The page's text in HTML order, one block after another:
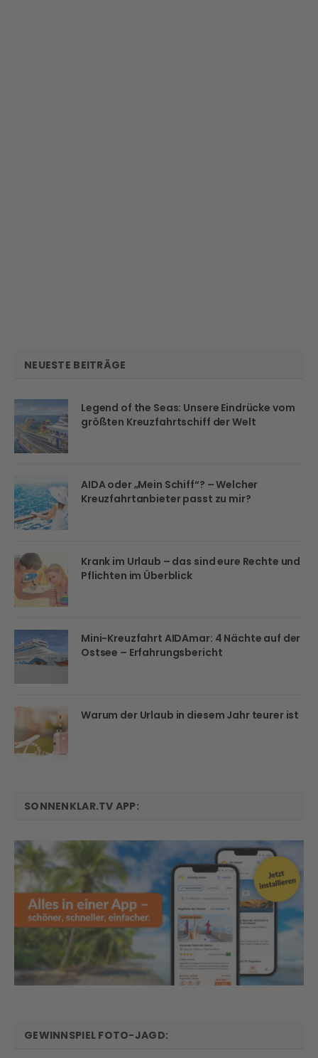
NEUESTE BEITRÄGE
Legend of the Seas: Unsere Eindrücke vom
größten Kreuzfahrtschiff der Welt
AIDA oder „Mein Schiff“? – Welcher
Kreuzfahrtanbieter passt zu mir?
Krank im Urlaub – das sind eure Rechte und
Pflichten im Überblick
Mini-Kreuzfahrt AIDAmar: 4 Nächte auf der
Ostsee – Erfahrungsbericht
Warum der Urlaub in diesem Jahr teurer ist
SONNENKLAR.TV APP:
GEWINNSPIEL FOTO-JAGD: